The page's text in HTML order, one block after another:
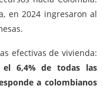
en 2024 ingresaron al
efectivas de vivienda:
el 6,4% de todas las
a colombianos